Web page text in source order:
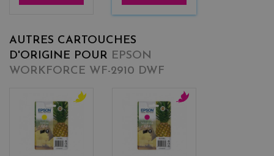
AUTRES CARTOUCHES
D'ORIGINE POUR EPSON
WORKFORCE WF-2910 DWF